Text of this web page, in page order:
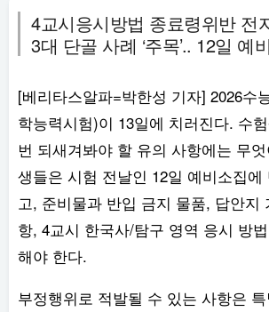
4교시응시방법 종료령위반 전
3대 단골 사례 ‘주목’.. 12일 예
[베리타스알파=박한성 기자] 2026수
학능력시험)이 13일에 치러진다. 수
번 되새겨봐야 할 유의 사항에는 무
생들은 시험 전날인 12일 예비소집
고, 준비물과 반입 금지 물품, 답안지
항, 4교시 한국사/탐구 영역 응시 방
해야 한다.
부정행위로 적발될 수 있는 사항은